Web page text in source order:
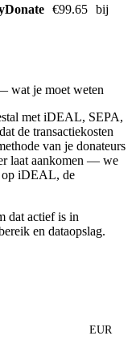
€99.65 bij
wat je moet weten
met iDEAL, SEPA,
de transactiekosten
van je donateurs
laat aankomen — we
op iDEAL, de
dat actief is in
en dataopslag.
EUR